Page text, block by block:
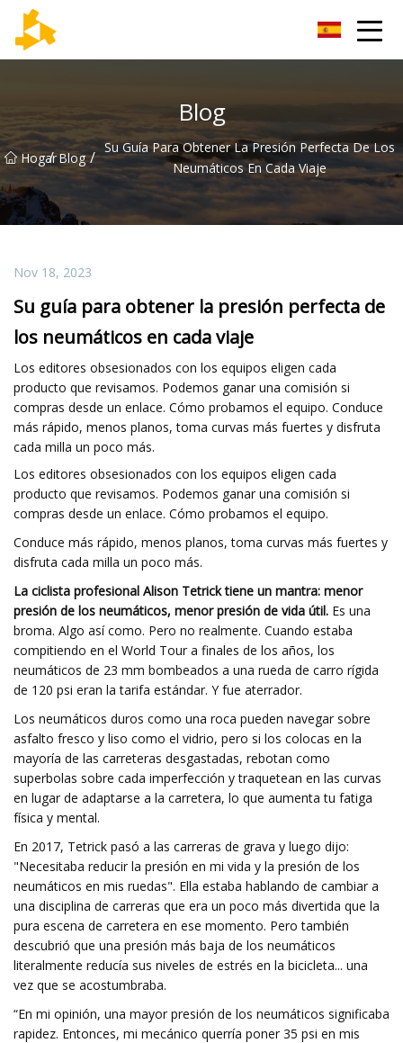
Blog
Hogar
/ Blog / Su Guía Para Obtener La Presión Perfecta De Los
Neumáticos En Cada Viaje
Nov 18, 2023
Su guía para obtener la presión perfecta de
los neumáticos en cada viaje
Los editores obsesionados con los equipos eligen cada
producto que revisamos. Podemos ganar una comisión si
compras desde un enlace. Cómo probamos el equipo. Conduce
más rápido, menos planos, toma curvas más fuertes y disfruta
cada milla un poco más.
Los editores obsesionados con los equipos eligen cada
producto que revisamos. Podemos ganar una comisión si
compras desde un enlace. Cómo probamos el equipo.
Conduce más rápido, menos planos, toma curvas más fuertes y
disfruta cada milla un poco más.
La ciclista profesional Alison Tetrick tiene un mantra: menor
presión de los neumáticos, menor presión de vida útil. Es una
broma. Algo así como. Pero no realmente. Cuando estaba
compitiendo en el World Tour a finales de los años, los
neumáticos de 23 mm bombeados a una rueda de carro rígida
de 120 psi eran la tarifa estándar. Y fue aterrador.
Los neumáticos duros como una roca pueden navegar sobre
asfalto fresco y liso como el vidrio, pero si los colocas en la
mayoría de las carreteras desgastadas, rebotan como
superbolas sobre cada imperfección y traquetean en las curvas
en lugar de adaptarse a la carretera, lo que aumenta tu fatiga
física y mental.
En 2017, Tetrick pasó a las carreras de grava y luego dijo:
"Necesitaba reducir la presión en mi vida y la presión de los
neumáticos en mis ruedas". Ella estaba hablando de cambiar a
una disciplina de carreras que era un poco más divertida que la
pura escena de carretera en ese momento. Pero también
descubrió que una presión más baja de los neumáticos
literalmente reducía sus niveles de estrés en la bicicleta... una
vez que se acostumbraba.
“En mi opinión, una mayor presión de los neumáticos significaba
rapidez. Entonces, mi mecánico querría poner 35 psi en mis